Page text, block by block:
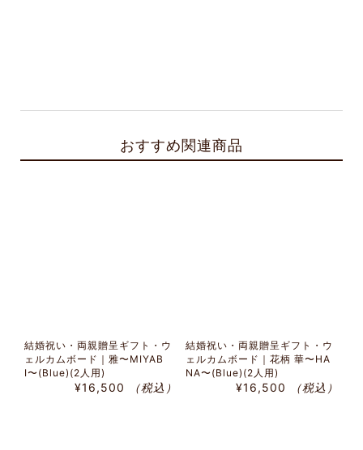
おすすめ関連商品
結婚祝い・両親贈呈ギフト・ウ
ェルカムボード｜雅〜MIYAB
I〜(Blue)(2人用)
¥16,500 （税込）
結婚祝い・両親贈呈ギフト・ウ
ェルカムボード｜花柄 華〜HA
NA〜(Blue)(2人用)
¥16,500 （税込）